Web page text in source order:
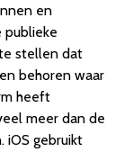
en
publieke
stellen dat
behoren waar
heeft
meer dan de
iOS gebruikt